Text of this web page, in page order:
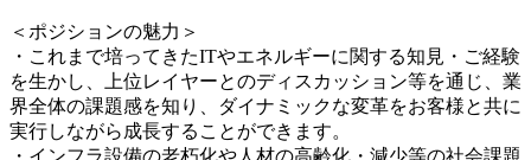
＜ポジションの魅力＞
・これまで培ってきたITやエネルギーに関する知見・ご経験
を生かし、上位レイヤーとのディスカッション等を通じ、業
界全体の課題感を知り、ダイナミックな変革をお客様と共に
実行しながら成長することができます。
・インフラ設備の老朽化や人材の高齢化・減少等の社会課題